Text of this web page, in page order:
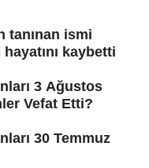
tanınan ismi
kaybetti
3 Ağustos
Vefat Etti?
30 Temmuz